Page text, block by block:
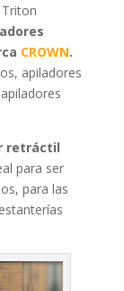
CROWN.
apiladores
retráctil
para ser
para las